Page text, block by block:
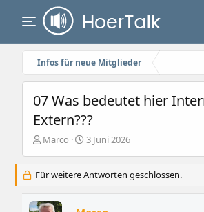
Infos für neue Mitglieder
07 Was bedeutet hier
Extern???
E
t
e
l
Marco
E
t
e
3 Juni 2026
Für weitere Antworten geschlossen.